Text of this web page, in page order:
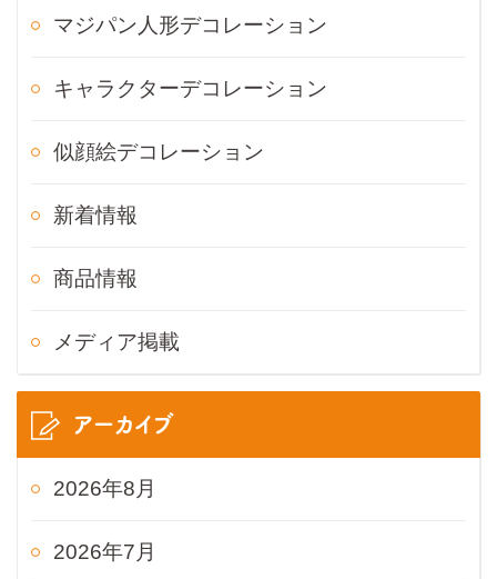
マジパン人形デコレーション
キャラクターデコレーション
似顔絵デコレーション
新着情報
商品情報
メディア掲載
アーカイブ
2026年8月
2026年7月